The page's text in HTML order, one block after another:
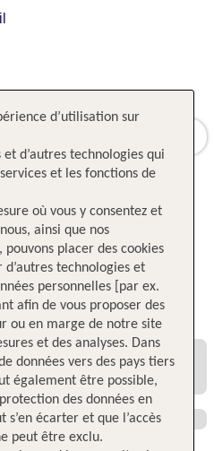
South Island South,
et tous les prix
d’utilisation sur
d’autres technologies qui
et les fonctions de
où vous y consentez et
ainsi que nos
pouvons placer des cookies
technologies et
personnelles [par ex.
afin de vous proposer des
ou en marge de notre site
et des analyses. Dans
données vers des pays tiers
également être possible,
des données en
s’en écarter et que l’accès
peut être exclu.